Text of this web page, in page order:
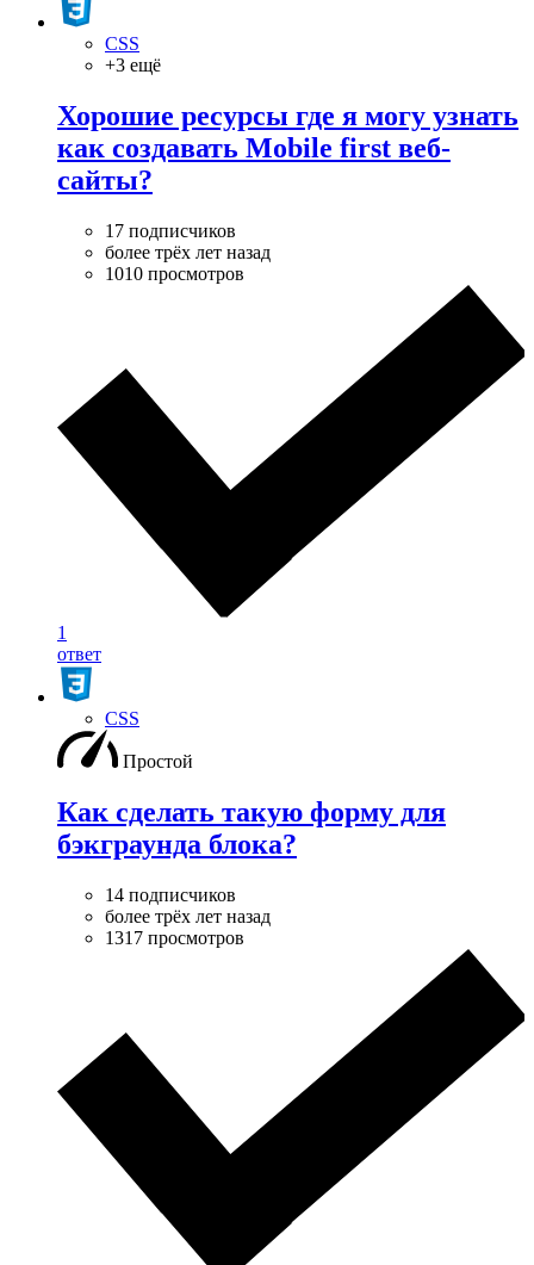
CSS
+3 ещё
Хорошие ресурсы где я могу узнать
как создавать Mobile first веб-
сайты?
17 подписчиков
более трёх лет назад
1010 просмотров
1
ответ
CSS
Простой
Как сделать такую форму для
бэкграунда блока?
14 подписчиков
более трёх лет назад
1317 просмотров